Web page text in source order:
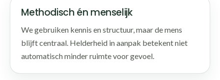
Methodisch én menselijk
We gebruiken kennis en structuur, maar de mens
blijft centraal. Helderheid in aanpak betekent niet
automatisch minder ruimte voor gevoel.